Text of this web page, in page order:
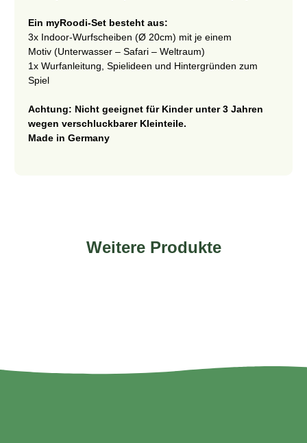
Ein myRoodi-Set besteht aus:
3x Indoor-Wurfscheiben (Ø 20cm) mit je einem
Motiv (Unterwasser – Safari – Weltraum)
1x Wurfanleitung, Spielideen und Hintergründen zum
Spiel
Achtung: Nicht geeignet für Kinder unter 3 Jahren
wegen verschluckbarer Kleinteile.
Made in Germany
Weitere Produkte